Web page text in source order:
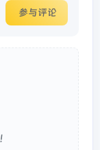
参与评论